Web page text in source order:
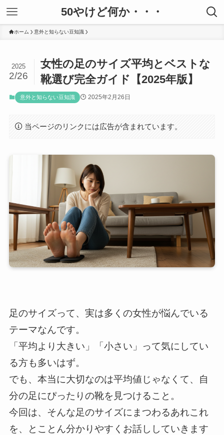
50やけど何か・・・
ホーム 意外と知らない豆知識
女性の足のサイズ平均とベストな
靴選び完全ガイド【2025年版】
2025
2/26
意外と知らない豆知識 2025年2月26日
当ページのリンクには広告が含まれています。
足のサイズって、実は多くの女性が悩んでいる
テーマなんです。
「平均より大きい」「小さい」って気にしてい
る方も多いはず。
でも、本当に大切なのは平均値じゃなくて、自
分の足にぴったりの靴を見つけること。
今回は、そんな足のサイズにまつわるあれこれ
を、とことん分かりやすくお話ししていきます